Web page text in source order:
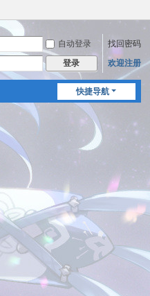
自动登录
找回密码
登录 欢迎注册
快捷导航